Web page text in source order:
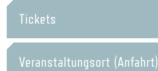
Tickets
Veranstaltungsort (Anfahrt)